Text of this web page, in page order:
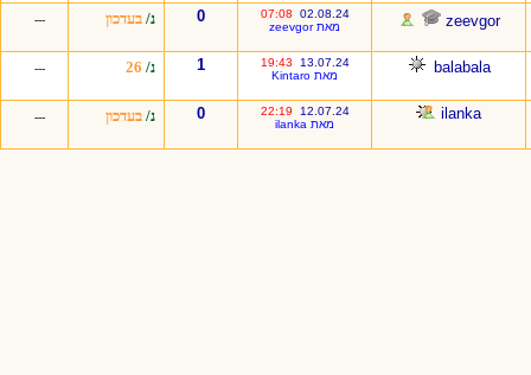
zeevgor
02.08.24
07:08
מאת zeevgor
0 נ/ בעדכון ---
balabala
13.07.24
19:43
מאת Kintaro
1 נ/ ---
ilanka
12.07.24
22:19
מאת ilanka
0 נ/ בעדכון ---